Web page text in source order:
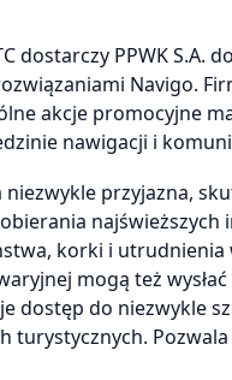
dostarczy PPWK
Navigo.
akcje promocyjne
nawigacji i
niezwykle przyjazna,
korki i
mogą też
dostęp do niezwykle
turystycznych.